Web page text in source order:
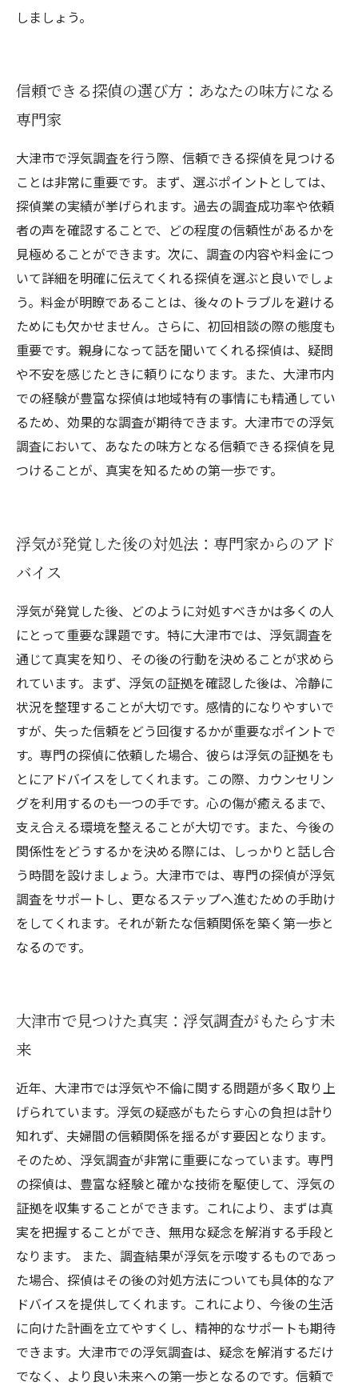
しましょう。
信頼できる探偵の選び方：あなたの味方になる
専門家
大津市で浮気調査を行う際、信頼できる探偵を見つける
ことは非常に重要です。まず、選ぶポイントとしては、
探偵業の実績が挙げられます。過去の調査成功率や依頼
者の声を確認することで、どの程度の信頼性があるかを
見極めることができます。次に、調査の内容や料金につ
いて詳細を明確に伝えてくれる探偵を選ぶと良いでしょ
う。料金が明瞭であることは、後々のトラブルを避ける
ためにも欠かせません。さらに、初回相談の際の態度も
重要です。親身になって話を聞いてくれる探偵は、疑問
や不安を感じたときに頼りになります。また、大津市内
での経験が豊富な探偵は地域特有の事情にも精通してい
るため、効果的な調査が期待できます。大津市での浮気
調査において、あなたの味方となる信頼できる探偵を見
つけることが、真実を知るための第一歩です。
浮気が発覚した後の対処法：専門家からのアド
バイス
浮気が発覚した後、どのように対処すべきかは多くの人
にとって重要な課題です。特に大津市では、浮気調査を
通じて真実を知り、その後の行動を決めることが求めら
れています。まず、浮気の証拠を確認した後は、冷静に
状況を整理することが大切です。感情的になりやすいで
すが、失った信頼をどう回復するかが重要なポイントで
す。専門の探偵に依頼した場合、彼らは浮気の証拠をも
とにアドバイスをしてくれます。この際、カウンセリン
グを利用するのも一つの手です。心の傷が癒えるまで、
支え合える環境を整えることが大切です。また、今後の
関係性をどうするかを決める際には、しっかりと話し合
う時間を設けましょう。大津市では、専門の探偵が浮気
調査をサポートし、更なるステップへ進むための手助け
をしてくれます。それが新たな信頼関係を築く第一歩と
なるのです。
大津市で見つけた真実：浮気調査がもたらす未
来
近年、大津市では浮気や不倫に関する問題が多く取り上
げられています。浮気の疑惑がもたらす心の負担は計り
知れず、夫婦間の信頼関係を揺るがす要因となります。
そのため、浮気調査が非常に重要になっています。専門
の探偵は、豊富な経験と確かな技術を駆使して、浮気の
証拠を収集することができます。これにより、まずは真
実を把握することができ、無用な疑念を解消する手段と
なります。 また、調査結果が浮気を示唆するものであっ
た場合、探偵はその後の対処方法についても具体的なア
ドバイスを提供してくれます。これにより、今後の生活
に向けた計画を立てやすくし、精神的なサポートも期待
できます。大津市での浮気調査は、疑念を解消するだけ
でなく、より良い未来への第一歩となるのです。信頼で